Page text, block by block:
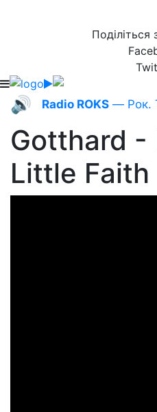
Поділіться
🔊 Radio ROKS — Рок.
Gotthard -
Little Faith